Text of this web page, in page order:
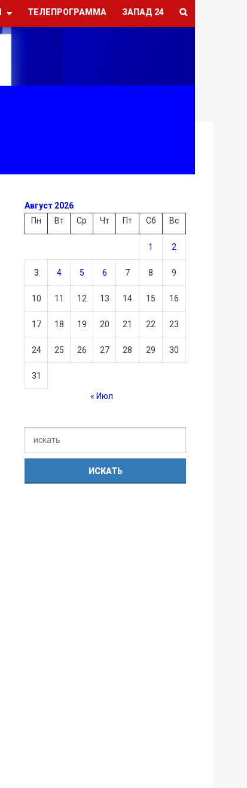
ТЕЛЕПРОГРАММА ЗАПАД 24
Август 2026
Пн
Вт Ср Чт Пт Сб Вс
1 2
3 4 5 6 7 8 9
10 11 12 13 14 15 16
17 18 19 20 21 22 23
24 25 26 27 28 29 30
31
« Июл